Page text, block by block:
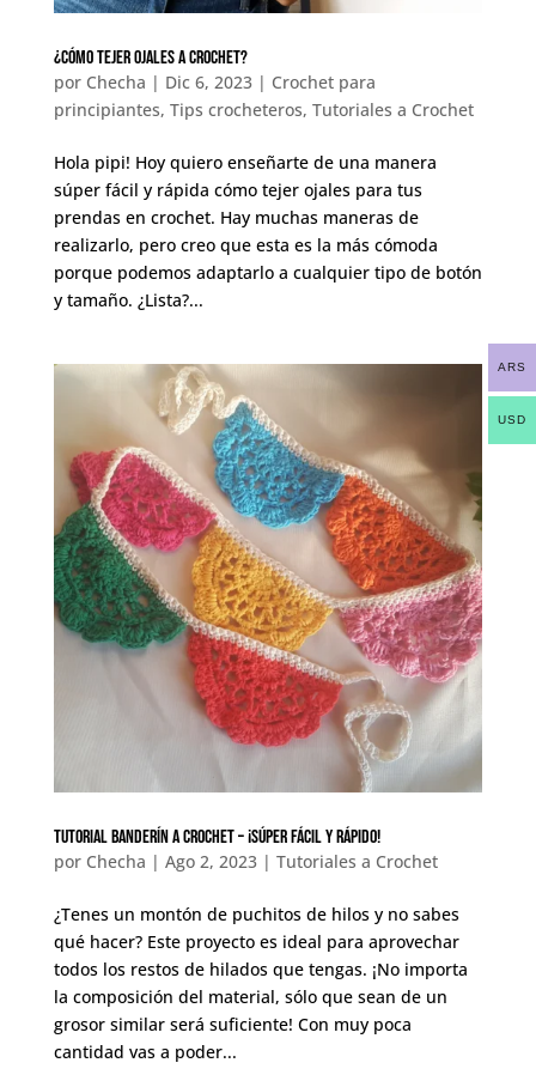
¿Cómo tejer ojales a crochet?
por Checha | Dic 6, 2023| Crochet para
principiantes, Tips crocheteros, Tutoriales a Crochet
Hola pipi! Hoy quiero enseñarte de una manera
súper fácil y rápida cómo tejer ojales para tus
prendas en crochet. Hay muchas maneras de
realizarlo, pero creo que esta es la más cómoda
porque podemos adaptarlo a cualquier tipo de botón
y tamaño. ¿Lista?...
Tutorial banderín a crochet – ¡súper fácil y rápido!
por Checha | Ago 2, 2023| Tutoriales a Crochet
¿Tenes un montón de puchitos de hilos y no sabes
qué hacer? Este proyecto es ideal para aprovechar
todos los restos de hilados que tengas. ¡No importa
la composición del material, sólo que sean de un
grosor similar será suficiente! Con muy poca
cantidad vas a poder...
ARS
USD